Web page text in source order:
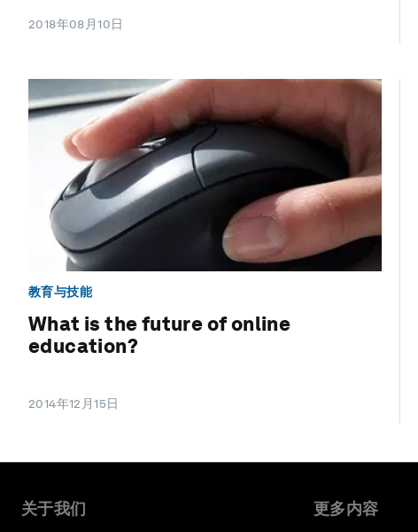
2018年08月10日
教育与技能
What is the future of online
education?
2014年12月15日
关于我们 更多内容